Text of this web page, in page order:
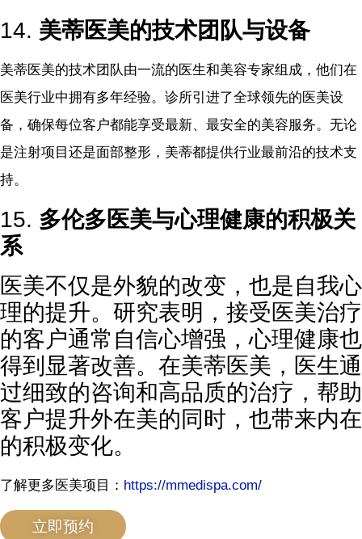
14. 美蒂医美的技术团队与设备
美蒂医美的技术团队由一流的医生和美容专家组成，他们在
医美行业中拥有多年经验。诊所引进了全球领先的医美设
备，确保每位客户都能享受最新、最安全的美容服务。无论
是注射项目还是面部整形，美蒂都提供行业最前沿的技术支
持。
15. 多伦多医美与心理健康的积极关
系
医美不仅是外貌的改变，也是自我心
理的提升。研究表明，接受医美治疗
的客户通常自信心增强，心理健康也
得到显著改善。在美蒂医美，医生通
过细致的咨询和高品质的治疗，帮助
客户提升外在美的同时，也带来内在
的积极变化。
了解更多医美项目： https://mmedispa.com/
立即预约